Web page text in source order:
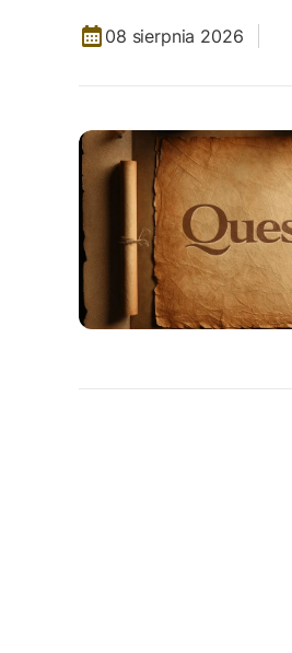
08 sierpnia 2026